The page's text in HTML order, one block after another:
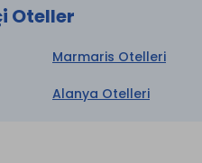
Oteller
Marmaris Otelleri
Alanya Otelleri